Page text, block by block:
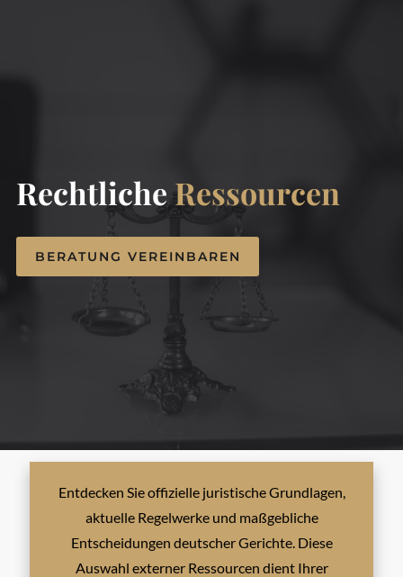
RechtlicheRessourcen
BERATUNG VEREINBAREN
Entdecken Sie offizielle juristische Grundlagen,
aktuelle Regelwerke und maßgebliche
Entscheidungen deutscher Gerichte. Diese
Auswahl externer Ressourcen dient Ihrer